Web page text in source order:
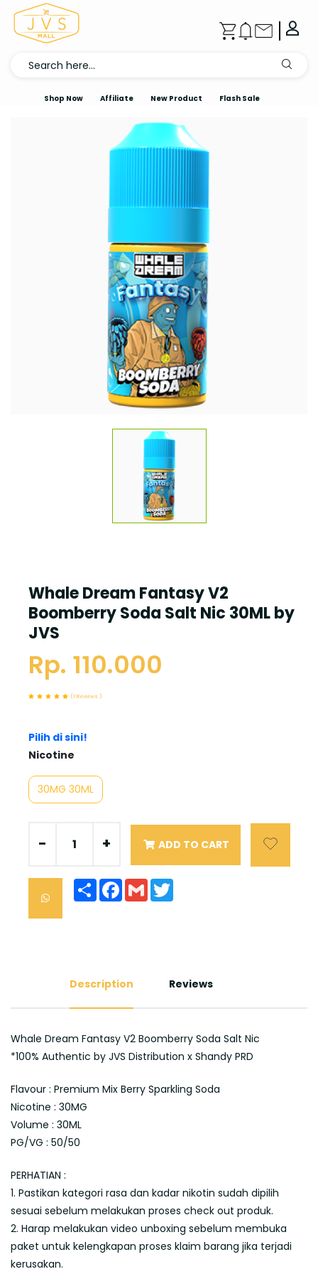
Shop Now Affiliate New Product Flash Sale
Whale Dream Fantasy V2
Boomberry Soda Salt Nic 30ML by
JVS
Rp. 110.000
(1 Reviews )
Pilih di sini!
Nicotine
30MG 30ML
- + ADD TO CART
Share Facebook
Gmail
Description Reviews
Whale Dream Fantasy V2 Boomberry Soda Salt Nic
*100% Authentic by JVS Distribution x Shandy PRD
Flavour : Premium Mix Berry Sparkling Soda
Nicotine : 30MG
Volume : 30ML
PG/VG : 50/50
PERHATIAN :
1. Pastikan kategori rasa dan kadar nikotin sudah dipilih
sesuai sebelum melakukan proses check out produk.
2. Harap melakukan video unboxing sebelum membuka
paket untuk kelengkapan proses klaim barang jika terjadi
kerusakan.